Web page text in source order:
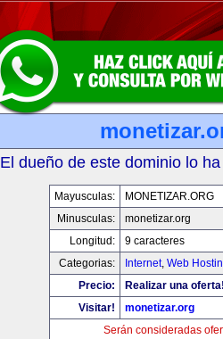
El dueño de este dominio lo
Mayusculas:
MONETIZAR.ORG
Minusculas:
monetizar.org
Longitud:
9 caracteres
Categorias:
Internet, Web
Precio:
Realizar una
Visitar!
monetizar.org
Serán consideradas